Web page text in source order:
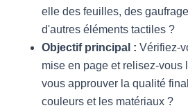
elle des feuilles, des
d'autres éléments tactiles ?
Objectif principal : Vérifiez-
mise en page et relisez-vous
vous approuver la qualité
couleurs et les matériaux ?